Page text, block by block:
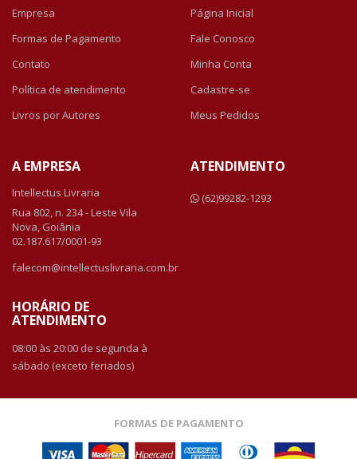
Empresa
Formas de Pagamento
Contato
Política de atendimento
Livros por Autores
Página Inicial
Fale Conosco
Minha Conta
Cadastre-se
Meus Pedidos
A EMPRESA
Intellectus Livraria
Rua 802, n. 234 - Leste Vila
Nova, Goiânia
02.187.617/0001-93
falecom@intellectuslivraria.com.br
HORÁRIO DE
ATENDIMENTO
08:00 às 20:00 de segunda à
sábado (exceto feriados)
ATENDIMENTO
(62)99282-1293
FORMAS DE PAGAMENTO